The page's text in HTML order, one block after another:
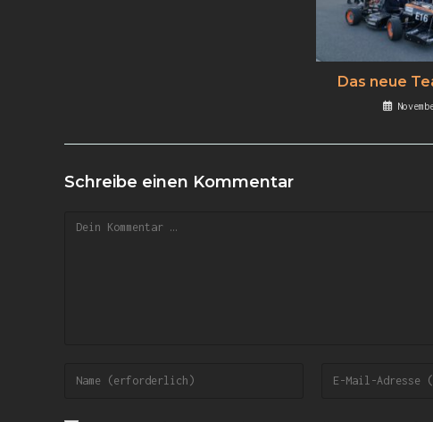
Das neue
Schreibe einen Kommentar